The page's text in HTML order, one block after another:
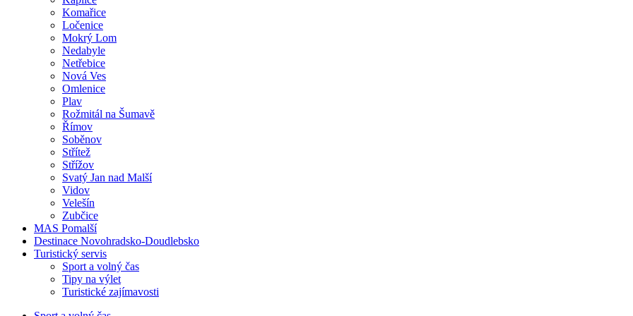
Komařice
Ločenice
Mokrý Lom
Nedabyle
Netřebice
Nová Ves
Omlenice
Plav
Rožmitál na Šumavě
Římov
Soběnov
Střítež
Střížov
Svatý Jan nad Malší
Vidov
Velešín
Zubčice
MAS Pomalší
Destinace Novohradsko-Doudlebsko
Turistický servis
Sport a volný čas
Tipy na výlet
Turistické zajímavosti